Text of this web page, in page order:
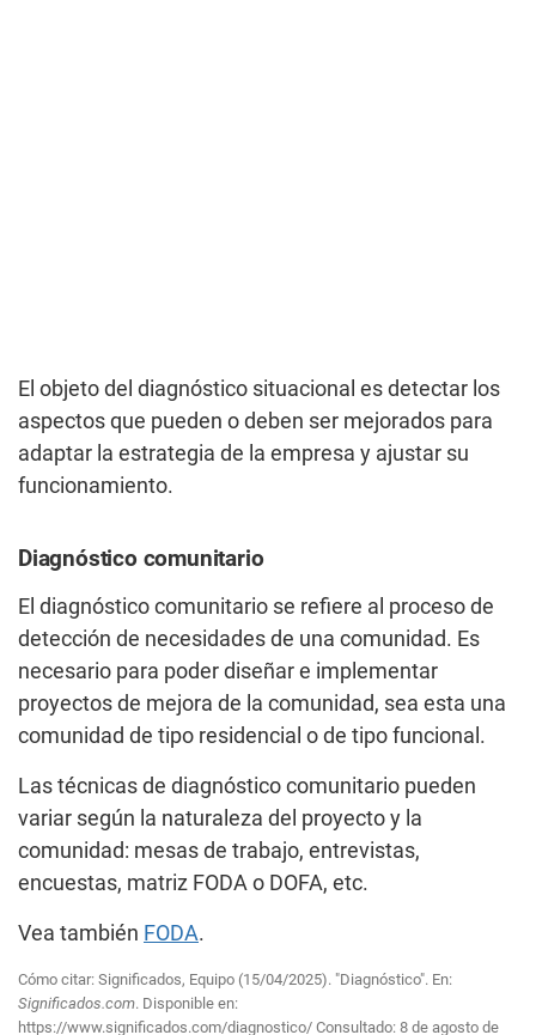
El objeto del diagnóstico situacional es detectar los
aspectos que pueden o deben ser mejorados para
adaptar la estrategia de la empresa y ajustar su
funcionamiento.
Diagnóstico comunitario
El diagnóstico comunitario se refiere al proceso de
detección de necesidades de una comunidad. Es
necesario para poder diseñar e implementar
proyectos de mejora de la comunidad, sea esta una
comunidad de tipo residencial o de tipo funcional.
Las técnicas de diagnóstico comunitario pueden
variar según la naturaleza del proyecto y la
comunidad: mesas de trabajo, entrevistas,
encuestas, matriz FODA o DOFA, etc.
Vea también FODA.
Cómo citar: Significados, Equipo (15/04/2025). "Diagnóstico". En:
Significados.com. Disponible en:
https://www.significados.com/diagnostico/ Consultado: 8 de agosto de